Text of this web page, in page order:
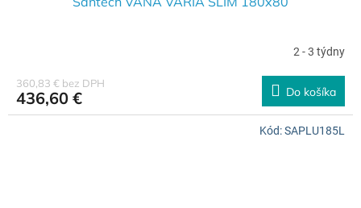
A
R
M
O
2 - 3 týdny
360,83 € bez DPH
436,60 € Do košíka
Kód:SAPLU185L